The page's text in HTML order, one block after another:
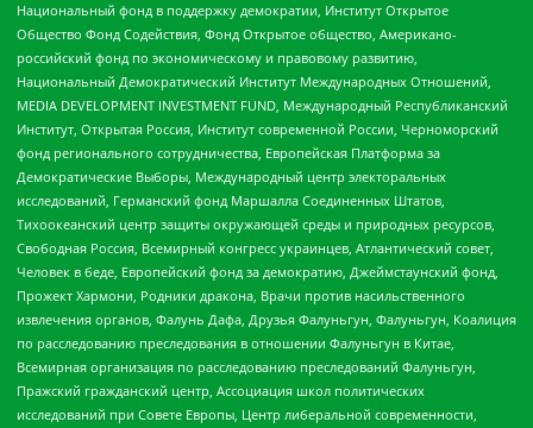
Национальный фонд в поддержку демократии, Институт Открытое
Общество Фонд Содействия, Фонд Открытое общество, Американо-
российский фонд по экономическому и правовому развитию,
Национальный Демократический Институт Международных Отношений,
MEDIA DEVELOPMENT INVESTMENT FUND, Международный Республиканский
Институт, Открытая Россия, Институт современной России, Черноморский
фонд регионального сотрудничества, Европейская Платформа за
Демократические Выборы, Международный центр электоральных
исследований, Германский фонд Маршалла Соединенных Штатов,
Тихоокеанский центр защиты окружающей среды и природных ресурсов,
Свободная Россия, Всемирный конгресс украинцев, Атлантический совет,
Человек в беде, Европейский фонд за демократию, Джеймстаунский фонд,
Прожект Хармони, Родники дракона, Врачи против насильственного
извлечения органов, Фалунь Дафа, Друзья Фалуньгун, Фалуньгун, Коалиция
по расследованию преследования в отношении Фалуньгун в Китае,
Всемирная организация по расследованию преследований Фалуньгун,
Пражский гражданский центр, Ассоциация школ политических
исследований при Совете Европы, Центр либеральной современности,